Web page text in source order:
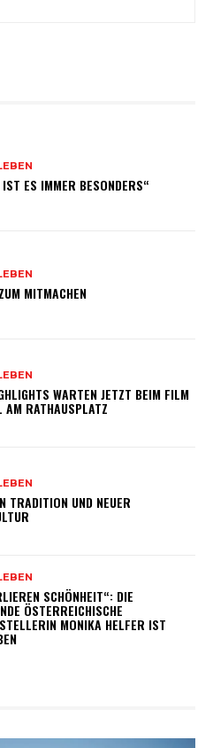
ES IMMER BESONDERS“
MITMACHEN
WARTEN JETZT BEIM FILM
AM RATHAUSPLATZ
TRADITION UND NEUER
SCHÖNHEIT“: DIE
ÖSTERREICHISCHE
MONIKA HELFER IST